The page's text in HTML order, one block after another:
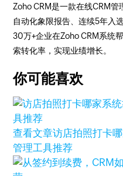
Zoho CRM是一款在线CRM
自动化象限报告、连续5年入
30万+企业在Zoho CRM系统
索转化率，实现业绩增长。
你可能喜欢
查看文章访店拍照打卡
管理工具推荐